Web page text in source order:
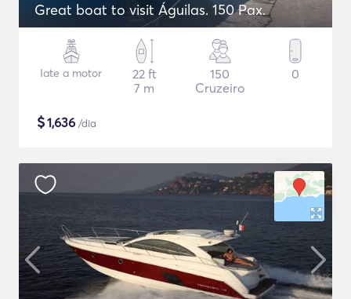
Great boat to visit Águilas. 150 Pax.
Iate a motor
22 ft
7 m
150
Cruzeiro
0
$1,636 /dia